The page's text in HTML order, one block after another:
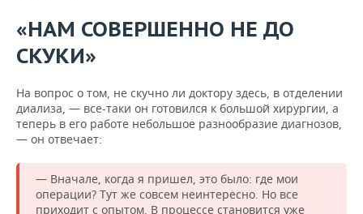
«НАМ СОВЕРШЕННО НЕ ДО
СКУКИ»
На вопрос о том, не скучно ли доктору здесь, в отделении
диализа, — все-таки он готовился к большой хирургии, а
теперь в его работе небольшое разнообразие диагнозов,
— он отвечает:
— Вначале, когда я пришел, это было: где мои
операции? Тут же совсем неинтересно. Но все
приходит с опытом. В процессе становится уже